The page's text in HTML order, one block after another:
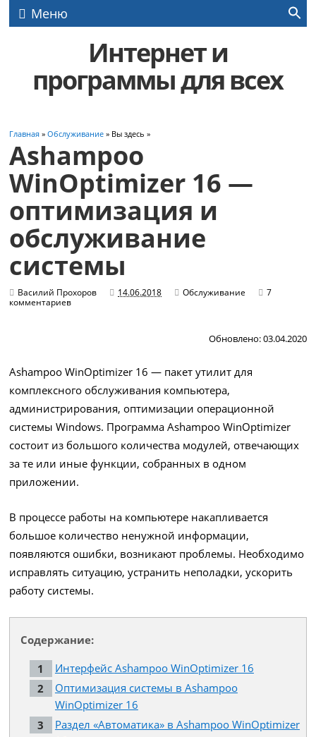
Меню
Интернет и
программы для всех
Главная »Обслуживание » Вы здесь »
Ashampoo
WinOptimizer 16 —
оптимизация и
обслуживание
системы
Василий Прохоров 14.06.2018 Обслуживание
7
комментариев
Обновлено: 03.04.2020
Ashampoo WinOptimizer 16 — пакет утилит для
комплексного обслуживания компьютера,
администрирования, оптимизации операционной
системы Windows. Программа Ashampoo WinOptimizer
состоит из большого количества модулей, отвечающих
за те или иные функции, собранных в одном
приложении.
В процессе работы на компьютере накапливается
большое количество ненужной информации,
появляются ошибки, возникают проблемы. Необходимо
исправлять ситуацию, устранить неполадки, ускорить
работу системы.
Содержание:
Интерфейс Ashampoo WinOptimizer 16
Оптимизация системы в Ashampoo
WinOptimizer 16
Раздел «Автоматика» в Ashampoo WinOptimizer